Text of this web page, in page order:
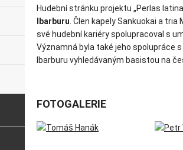
Hudební stránku projektu „Perlas
Ibarburu. Člen kapely Sankuokai a
své hudební kariéry spolupracoval s
Významná byla také jeho spolupráce
Ibarburu vyhledávaným basistou na
FOTOGALERIE